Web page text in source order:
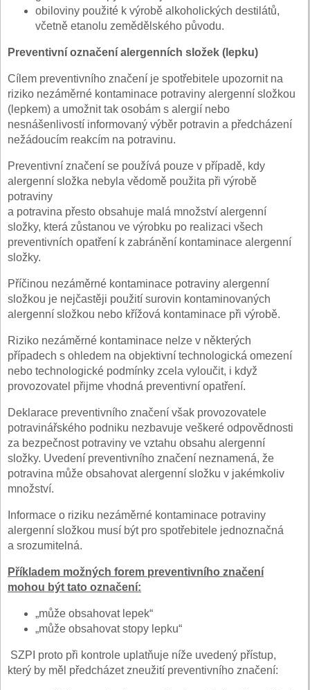
obiloviny použité k výrobě alkoholických destilátů,
včetně etanolu zemědělského původu.
Preventivní označení alergenních složek (lepku)
Cílem preventivního značení je spotřebitele upozornit na
riziko nezáměrné kontaminace potraviny alergenní složkou
(lepkem) a umožnit tak osobám s alergií nebo
nesnášenlivostí informovaný výběr potravin a předcházení
nežádoucím reakcím na potravinu.
Preventivní značení se používá pouze v případě, kdy
alergenní složka nebyla vědomě použita při výrobě
potraviny
a potravina přesto obsahuje malá množství alergenní
složky, která zůstanou ve výrobku po realizaci všech
preventivních opatření k zabránění kontaminace alergenní
složky.
Příčinou nezáměrné kontaminace potraviny alergenní
složkou je nejčastěji použití surovin kontaminovaných
alergenní složkou nebo křížová kontaminace při výrobě.
Riziko nezáměrné kontaminace nelze v některých
případech s ohledem na objektivní technologická omezení
nebo technologické podmínky zcela vyloučit, i když
provozovatel přijme vhodná preventivní opatření.
Deklarace preventivního značení však provozovatele
potravinářského podniku nezbavuje veškeré odpovědnosti
za bezpečnost potraviny ve vztahu obsahu alergenní
složky. Uvedení preventivního značení neznamená, že
potravina může obsahovat alergenní složku v jakémkoliv
množství.
Informace o riziku nezáměrné kontaminace potraviny
alergenní složkou musí být pro spotřebitele jednoznačná
a srozumitelná.
Příkladem možných forem preventivního značení
mohou být tato označení:
„může obsahovat lepek“
„může obsahovat stopy lepku“
SZPI proto při kontrole uplatňuje níže uvedený přístup,
který by měl předcházet zneužití preventivního značení: